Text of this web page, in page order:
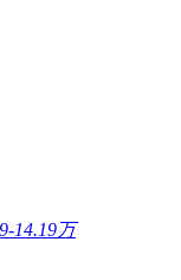
14.19万